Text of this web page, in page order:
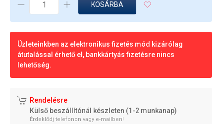
KOSÁRBA
Üzleteinkben az elektronikus fizetés mód kizárólag
átutalással érhető el, bankkártyás fizetésre nincs
lehetőség.
Rendelésre
Külső beszállítónál készleten (1-2 munkanap)
Érdeklődj telefonon vagy e-mailben!